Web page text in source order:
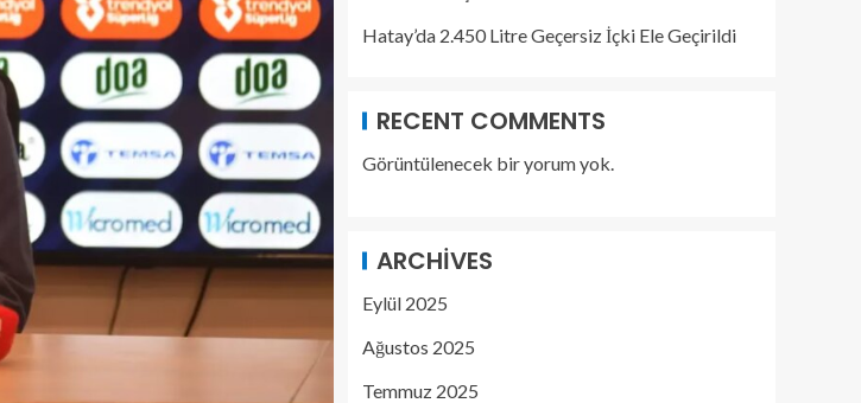
Hatay’da 2.450 Litre Geçersiz İçki Ele Geçirildi
RECENT COMMENTS
Görüntülenecek bir yorum yok.
ARCHIVES
Eylül 2025
Ağustos 2025
Temmuz 2025